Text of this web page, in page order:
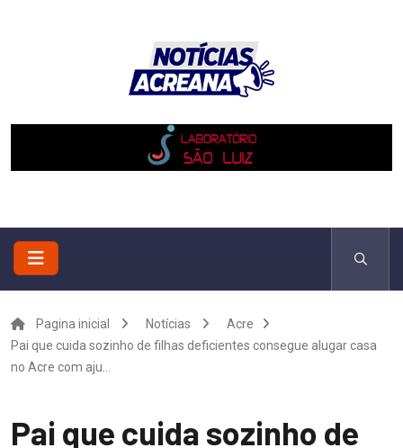
Pagina inicial Notícias
Acre
Pai que cuida sozinho de filhas deficientes consegue alugar casa
no Acre com aju...
Pai que cuida sozinho de